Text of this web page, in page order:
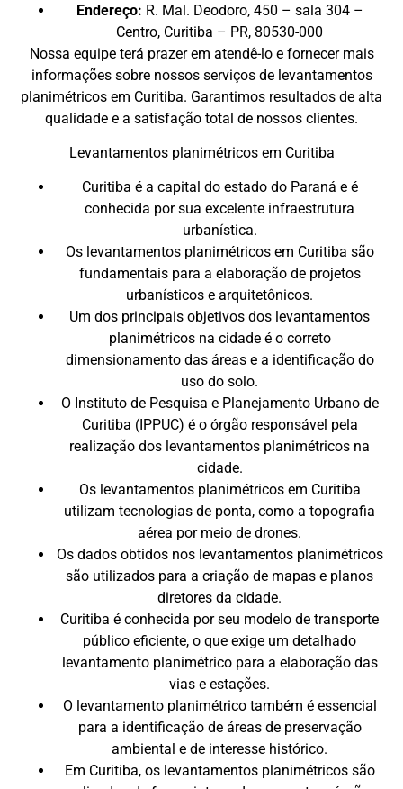
Endereço: R. Mal. Deodoro, 450 – sala 304 –
Centro, Curitiba – PR, 80530-000
Nossa equipe terá prazer em atendê-lo e fornecer mais
informações sobre nossos serviços de levantamentos
planimétricos em Curitiba. Garantimos resultados de alta
qualidade e a satisfação total de nossos clientes.
Levantamentos planimétricos em Curitiba
Curitiba é a capital do estado do Paraná e é
conhecida por sua excelente infraestrutura
urbanística.
Os levantamentos planimétricos em Curitiba são
fundamentais para a elaboração de projetos
urbanísticos e arquitetônicos.
Um dos principais objetivos dos levantamentos
planimétricos na cidade é o correto
dimensionamento das áreas e a identificação do
uso do solo.
O Instituto de Pesquisa e Planejamento Urbano de
Curitiba (IPPUC) é o órgão responsável pela
realização dos levantamentos planimétricos na
cidade.
Os levantamentos planimétricos em Curitiba
utilizam tecnologias de ponta, como a topografia
aérea por meio de drones.
Os dados obtidos nos levantamentos planimétricos
são utilizados para a criação de mapas e planos
diretores da cidade.
Curitiba é conhecida por seu modelo de transporte
público eficiente, o que exige um detalhado
levantamento planimétrico para a elaboração das
vias e estações.
O levantamento planimétrico também é essencial
para a identificação de áreas de preservação
ambiental e de interesse histórico.
Em Curitiba, os levantamentos planimétricos são